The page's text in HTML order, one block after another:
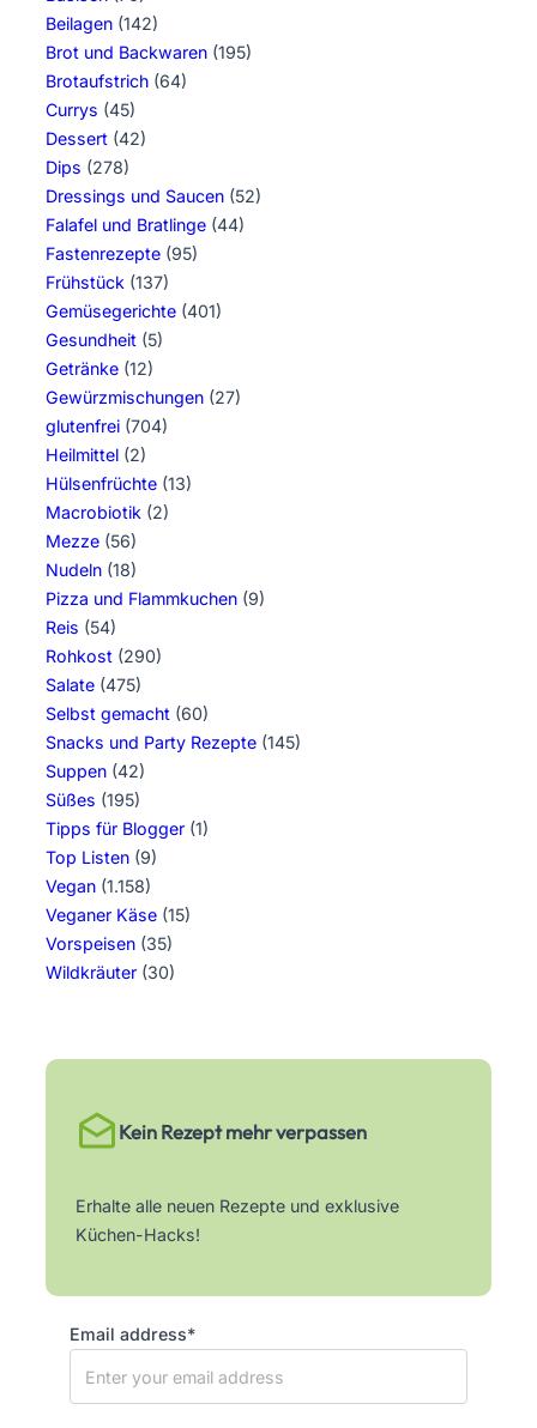
Beilagen (142)
Brot und Backwaren (195)
Brotaufstrich (64)
Currys (45)
Dessert (42)
Dips (278)
Dressings und Saucen (52)
Falafel und Bratlinge (44)
Fastenrezepte (95)
Frühstück (137)
Gemüsegerichte (401)
Gesundheit (5)
Getränke (12)
Gewürzmischungen (27)
glutenfrei (704)
Heilmittel (2)
Hülsenfrüchte (13)
Macrobiotik (2)
Mezze (56)
Nudeln (18)
Pizza und Flammkuchen (9)
Reis (54)
Rohkost (290)
Salate (475)
Selbst gemacht (60)
Snacks und Party Rezepte (145)
Suppen (42)
Süßes (195)
Tipps für Blogger (1)
Top Listen (9)
Vegan (1.158)
Veganer Käse (15)
Vorspeisen (35)
Wildkräuter (30)
Kein Rezept mehr verpassen
Erhalte alle neuen Rezepte und exklusive
Küchen-Hacks!
Email address*